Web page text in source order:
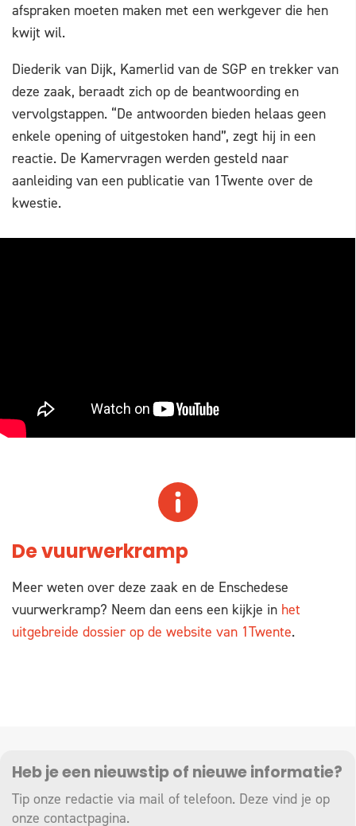
afspraken moeten maken met een werkgever die hen
kwijt wil.
Diederik van Dijk, Kamerlid van de SGP en trekker van
deze zaak, beraadt zich op de beantwoording en
vervolgstappen. “De antwoorden bieden helaas geen
enkele opening of uitgestoken hand”, zegt hij in een
reactie. De Kamervragen werden gesteld naar
aanleiding van een publicatie van 1Twente over de
kwestie.
De vuurwerkramp
Meer weten over deze zaak en de Enschedese
vuurwerkramp? Neem dan eens een kijkje in het
uitgebreide dossier op de website van 1Twente.
Heb je een nieuwstip of nieuwe informatie?
Tip onze redactie via mail of telefoon. Deze vind je op
onze contactpagina.